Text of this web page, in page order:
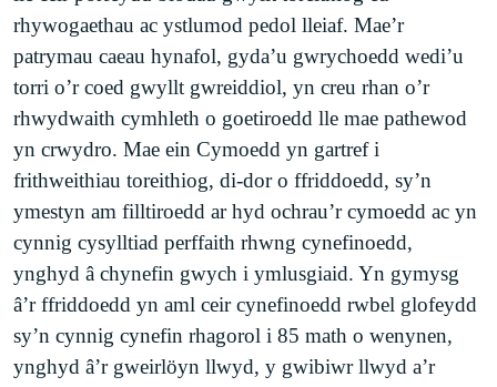
rhywogaethau ac ystlumod pedol lleiaf. Mae’r
patrymau caeau hynafol, gyda’u gwrychoedd wedi’u
torri o’r coed gwyllt gwreiddiol, yn creu rhan o’r
rhwydwaith cymhleth o goetiroedd lle mae pathewod
yn crwydro. Mae ein Cymoedd yn gartref i
frithweithiau toreithiog, di-dor o ffriddoedd, sy’n
ymestyn am filltiroedd ar hyd ochrau’r cymoedd ac yn
cynnig cysylltiad perffaith rhwng cynefinoedd,
ynghyd â chynefin gwych i ymlusgiaid. Yn gymysg
â’r ffriddoedd yn aml ceir cynefinoedd rwbel glofeydd
sy’n cynnig cynefin rhagorol i 85 math o wenynen,
ynghyd â’r gweirlöyn llwyd, y gwibiwr llwyd a’r